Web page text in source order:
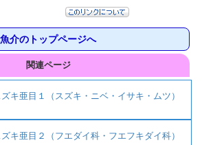
魚介のトップページへ
関連ページ
キ亜目１（スズキ・ニベ・イサキ・ムツ）
キ亜目２（フエダイ科・フエフキダイ科）